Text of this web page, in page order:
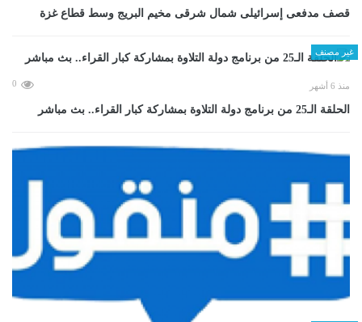
قصف مدفعى إسرائيلى شمال شرقى مخيم البريج وسط قطاع غزة
غير مصنف
منذ 6 أشهر 0
الحلقة الـ25 من برنامج دولة التلاوة بمشاركة كبار القراء.. بث مباشر